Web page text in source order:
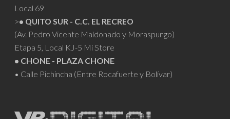
Local 69
>• QUITO SUR - C.C. EL RECREO
(Av. Pedro Vicente Maldonado y Moraspungo)
Etapa 5, Local KJ-5 Mi Store
• CHONE - PLAZA CHONE
• Calle Pichincha (Entre Rocafuerte y Bolívar)